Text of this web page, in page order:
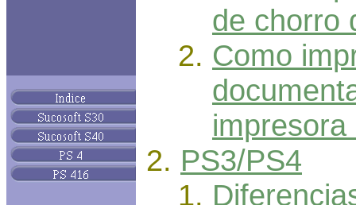
de chorro
Como
PS3/PS4